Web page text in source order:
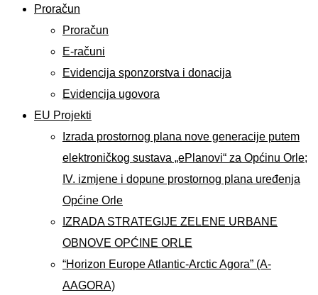
Proračun
Proračun
E-računi
Evidencija sponzorstva i donacija
Evidencija ugovora
EU Projekti
Izrada prostornog plana nove generacije putem
elektroničkog sustava „ePlanovi“ za Općinu Orle;
IV. izmjene i dopune prostornog plana uređenja
Općine Orle
IZRADA STRATEGIJE ZELENE URBANE
OBNOVE OPĆINE ORLE
“Horizon Europe Atlantic-Arctic Agora” (A-
AAGORA)